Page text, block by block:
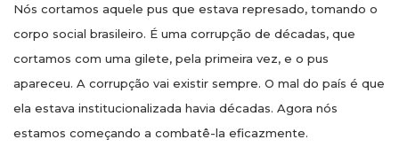
Nós cortamos aquele pus que estava represado, tomando o
corpo social brasileiro. É uma corrupção de décadas, que
cortamos com uma gilete, pela primeira vez, e o pus
apareceu. A corrupção vai existir sempre. O mal do país é que
ela estava institucionalizada havia décadas. Agora nós
estamos começando a combatê-la eficazmente.